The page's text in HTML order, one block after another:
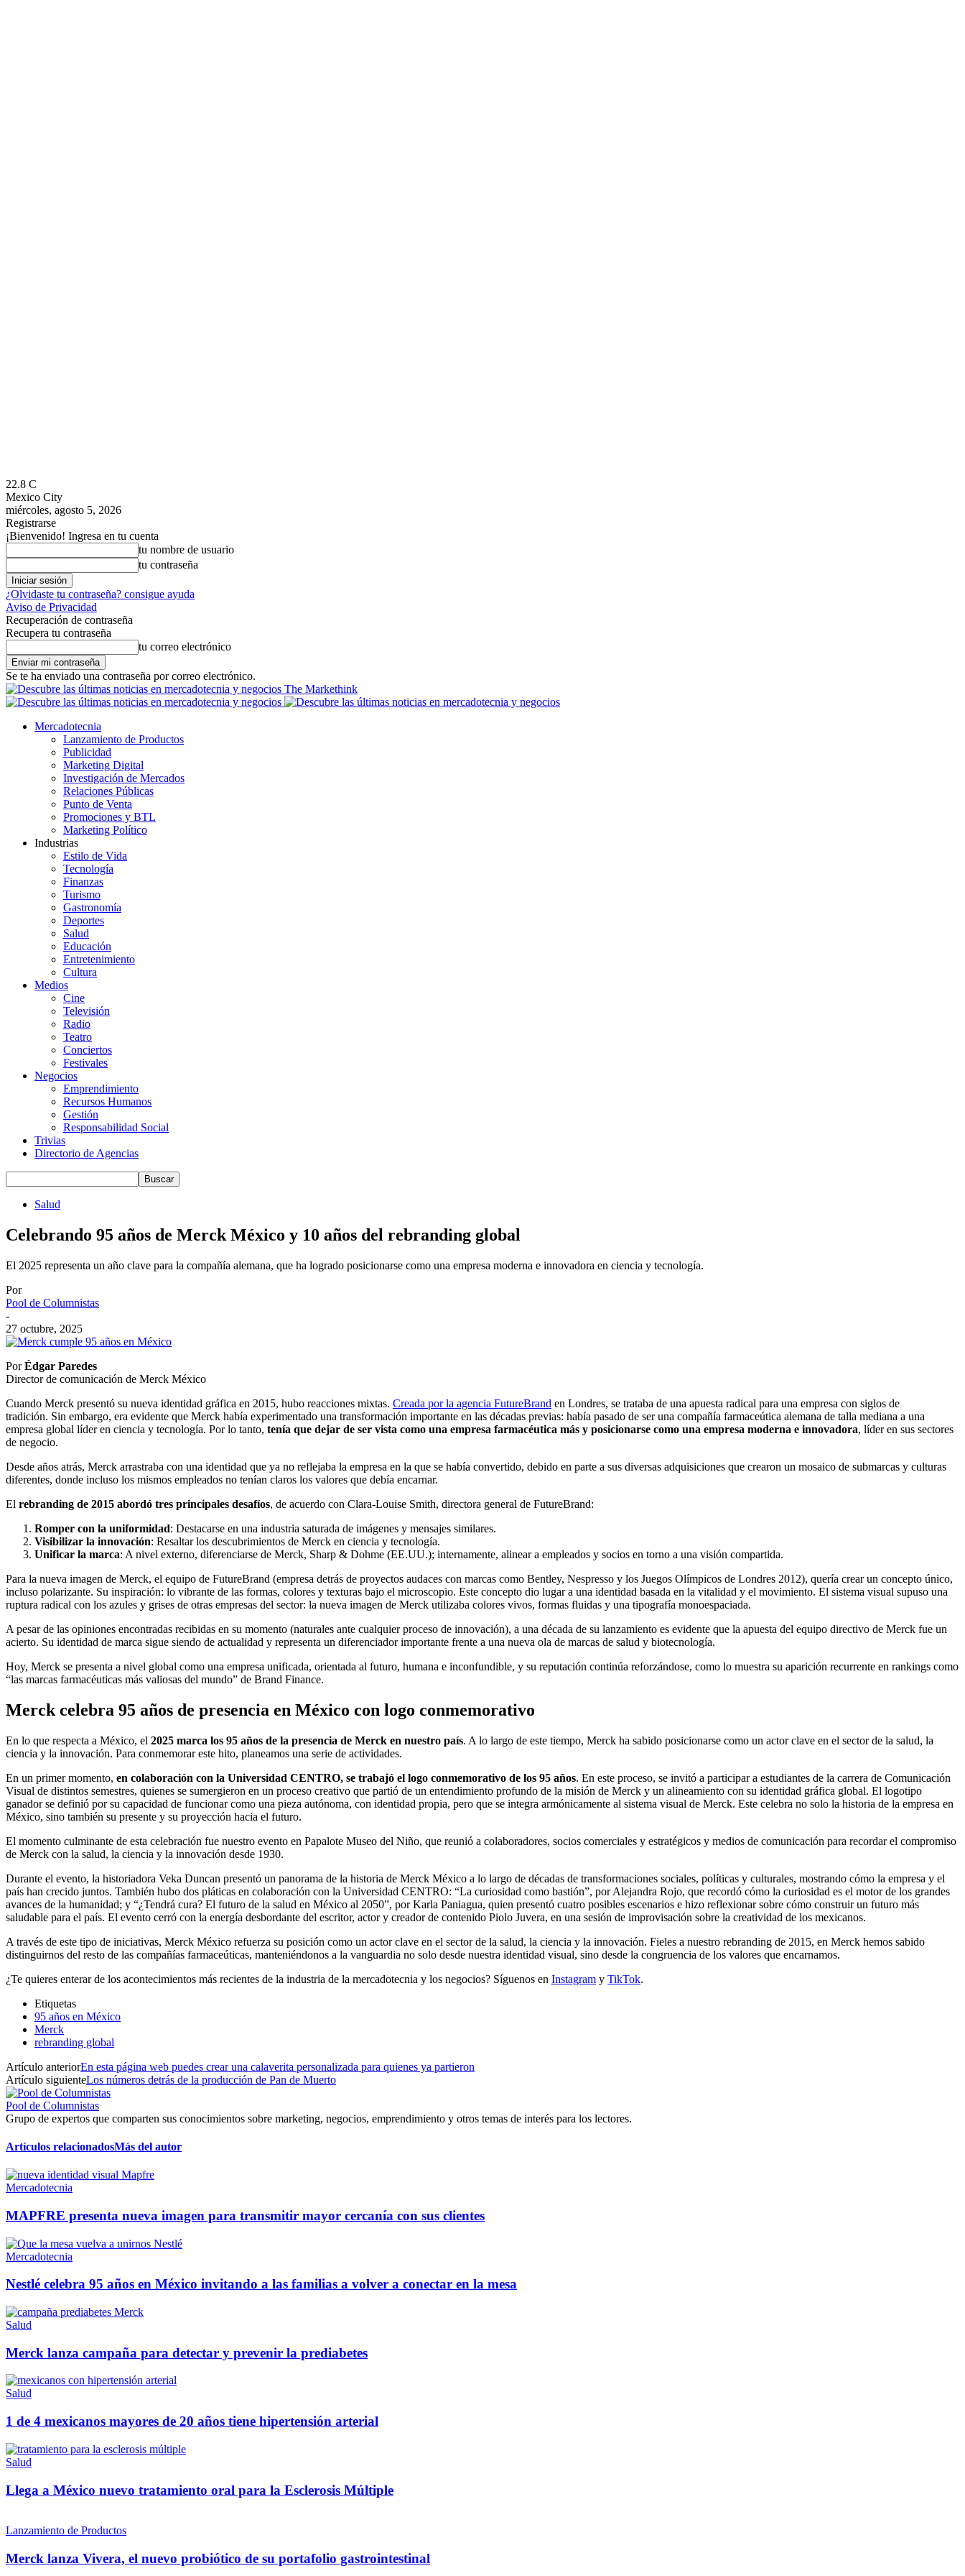
22.8 C
Mexico City
miércoles, agosto 5, 2026
Registrarse
¡Bienvenido! Ingresa en tu cuenta
tu nombre de usuario
tu contraseña
¿Olvidaste tu contraseña? consigue ayuda
Aviso de Privacidad
Recuperación de contraseña
Recupera tu contraseña
tu correo electrónico
Se te ha enviado una contraseña por correo electrónico.
The Markethink
Mercadotecnia
Lanzamiento de Productos
Publicidad
Marketing Digital
Investigación de Mercados
Relaciones Públicas
Punto de Venta
Promociones y BTL
Marketing Político
Industrias
Estilo de Vida
Tecnología
Finanzas
Turismo
Gastronomía
Deportes
Salud
Educación
Entretenimiento
Cultura
Medios
Cine
Televisión
Radio
Teatro
Conciertos
Festivales
Negocios
Emprendimiento
Recursos Humanos
Gestión
Responsabilidad Social
Trivias
Directorio de Agencias
Salud
Celebrando 95 años de Merck México y 10 años del rebranding global
El 2025 representa un año clave para la compañía alemana, que ha logrado posicionarse como una empresa moderna e innovadora en ciencia y tecnología.
Por
Pool de Columnistas
-
27 octubre, 2025
PorÉdgar Paredes
Director de comunicación de Merck México
Cuando Merck presentó su nueva identidad gráfica en 2015, hubo reacciones mixtas. Creada por la agencia FutureBrand en Londres, se trataba de una apuesta radical para una empresa con siglos de
tradición. Sin embargo, era evidente que Merck había experimentado una transformación importante en las décadas previas: había pasado de ser una compañía farmaceútica alemana de talla mediana a una
empresa global líder en ciencia y tecnología. Por lo tanto, tenía que dejar de ser vista como una empresa farmacéutica más y posicionarse como una empresa moderna e innovadora, líder en sus sectores
de negocio.
Desde años atrás, Merck arrastraba con una identidad que ya no reflejaba la empresa en la que se había convertido, debido en parte a sus diversas adquisiciones que crearon un mosaico de submarcas y culturas
diferentes, donde incluso los mismos empleados no tenían claros los valores que debía encarnar.
El rebranding de 2015 abordó tres principales desafíos, de acuerdo con Clara-Louise Smith, directora general de FutureBrand:
Romper con la uniformidad: Destacarse en una industria saturada de imágenes y mensajes similares.
Visibilizar la innovación: Resaltar los descubrimientos de Merck en ciencia y tecnología.
Unificar la marca: A nivel externo, diferenciarse de Merck, Sharp & Dohme (EE.UU.); internamente, alinear a empleados y socios en torno a una visión compartida.
Para la nueva imagen de Merck, el equipo de FutureBrand (empresa detrás de proyectos audaces con marcas como Bentley, Nespresso y los Juegos Olímpicos de Londres 2012), quería crear un concepto único,
incluso polarizante. Su inspiración: lo vibrante de las formas, colores y texturas bajo el microscopio. Este concepto dio lugar a una identidad basada en la vitalidad y el movimiento. El sistema visual supuso una
ruptura radical con los azules y grises de otras empresas del sector: la nueva imagen de Merck utilizaba colores vivos, formas fluidas y una tipografía monoespaciada.
A pesar de las opiniones encontradas recibidas en su momento (naturales ante cualquier proceso de innovación), a una década de su lanzamiento es evidente que la apuesta del equipo directivo de Merck fue un
acierto. Su identidad de marca sigue siendo de actualidad y representa un diferenciador importante frente a una nueva ola de marcas de salud y biotecnología.
Hoy, Merck se presenta a nivel global como una empresa unificada, orientada al futuro, humana e inconfundible, y su reputación continúa reforzándose, como lo muestra su aparición recurrente en rankings como
“las marcas farmacéuticas más valiosas del mundo” de Brand Finance.
Merck celebra 95 años de presencia en México con logo conmemorativo
En lo que respecta a México, el 2025 marca los 95 años de la presencia de Merck en nuestro país. A lo largo de este tiempo, Merck ha sabido posicionarse como un actor clave en el sector de la salud, la
ciencia y la innovación. Para conmemorar este hito, planeamos una serie de actividades.
En un primer momento, en colaboración con la Universidad CENTRO, se trabajó el logo conmemorativo de los 95 años. En este proceso, se invitó a participar a estudiantes de la carrera de Comunicación
Visual de distintos semestres, quienes se sumergieron en un proceso creativo que partió de un entendimiento profundo de la misión de Merck y un alineamiento con su identidad gráfica global. El logotipo
ganador se definió por su capacidad de funcionar como una pieza autónoma, con identidad propia, pero que se integra armónicamente al sistema visual de Merck. Este celebra no solo la historia de la empresa en
México, sino también su presente y su proyección hacia el futuro.
El momento culminante de esta celebración fue nuestro evento en Papalote Museo del Niño, que reunió a colaboradores, socios comerciales y estratégicos y medios de comunicación para recordar el compromiso
de Merck con la salud, la ciencia y la innovación desde 1930.
Durante el evento, la historiadora Veka Duncan presentó un panorama de la historia de Merck México a lo largo de décadas de transformaciones sociales, políticas y culturales, mostrando cómo la empresa y el
país han crecido juntos. También hubo dos pláticas en colaboración con la Universidad CENTRO: “La curiosidad como bastión”, por Alejandra Rojo, que recordó cómo la curiosidad es el motor de los grandes
avances de la humanidad; y “¿Tendrá cura? El futuro de la salud en México al 2050”, por Karla Paniagua, quien presentó cuatro posibles escenarios e hizo reflexionar sobre cómo construir un futuro más
saludable para el país. El evento cerró con la energía desbordante del escritor, actor y creador de contenido Piolo Juvera, en una sesión de improvisación sobre la creatividad de los mexicanos.
A través de este tipo de iniciativas, Merck México refuerza su posición como un actor clave en el sector de la salud, la ciencia y la innovación. Fieles a nuestro rebranding de 2015, en Merck hemos sabido
distinguirnos del resto de las compañías farmaceúticas, manteniéndonos a la vanguardia no solo desde nuestra identidad visual, sino desde la congruencia de los valores que encarnamos.
¿Te quieres enterar de los acontecimientos más recientes de la industria de la mercadotecnia y los negocios? Síguenos en Instagram y TikTok.
Etiquetas
95 años en México
Merck
rebranding global
Artículo anteriorEn esta página web puedes crear una calaverita personalizada para quienes ya partieron
Artículo siguienteLos números detrás de la producción de Pan de Muerto
Pool de Columnistas
Grupo de expertos que comparten sus conocimientos sobre marketing, negocios, emprendimiento y otros temas de interés para los lectores.
Artículos relacionadosMás del autor
Mercadotecnia
MAPFRE presenta nueva imagen para transmitir mayor cercanía con sus clientes
Mercadotecnia
Nestlé celebra 95 años en México invitando a las familias a volver a conectar en la mesa
Salud
Merck lanza campaña para detectar y prevenir la prediabetes
Salud
1 de 4 mexicanos mayores de 20 años tiene hipertensión arterial
Salud
Llega a México nuevo tratamiento oral para la Esclerosis Múltiple
Lanzamiento de Productos
Merck lanza Vivera, el nuevo probiótico de su portafolio gastrointestinal